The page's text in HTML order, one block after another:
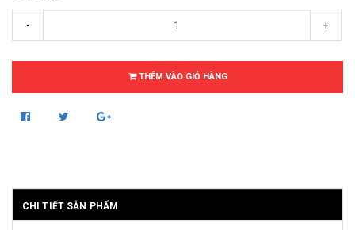
- +
THÊM VÀO GIỎ HÀNG
CHI TIẾT SẢN PHẨM